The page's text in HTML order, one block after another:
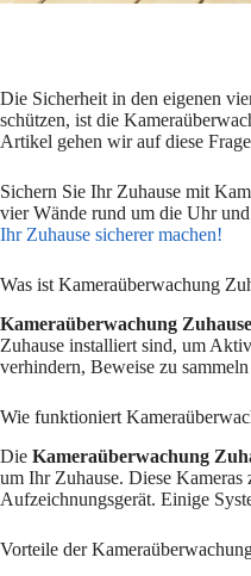
Die Sicherheit in den eigenen
schützen, ist die
Artikel gehen wir auf diese
Sichern Sie Ihr Zuhause mit
vier Wände rund um die Uhr
Ihr Zuhause sicherer machen!
Was ist Kameraüberwachung
Kameraüberwachung Zuhause
Zuhause installiert sind, um
verhindern, Beweise zu
Wie funktioniert
Die Kameraüberwachung
um Ihr Zuhause. Diese
Aufzeichnungsgerät. Einige
Vorteile der